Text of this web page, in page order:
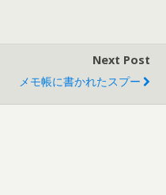
Next Post
メモ帳に書かれたスプー